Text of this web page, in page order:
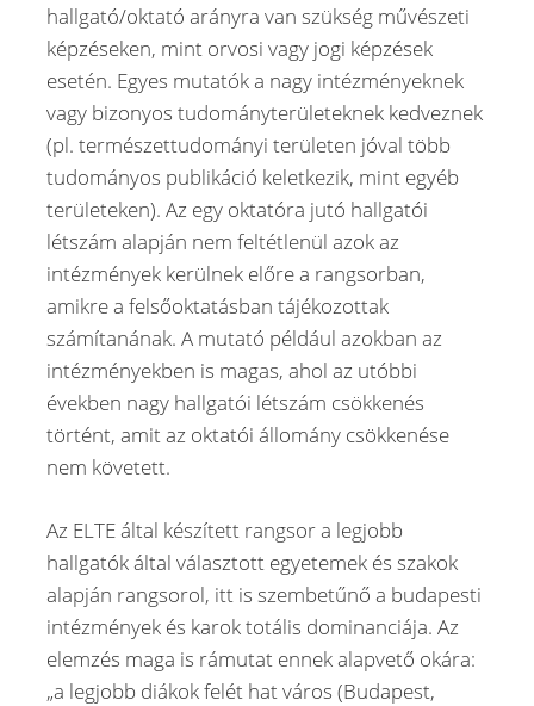
hallgató/oktató arányra van szükség művészeti
képzéseken, mint orvosi vagy jogi képzések
esetén. Egyes mutatók a nagy intézményeknek
vagy bizonyos tudományterületeknek kedveznek
(pl. természettudományi területen jóval több
tudományos publikáció keletkezik, mint egyéb
területeken). Az egy oktatóra jutó hallgatói
létszám alapján nem feltétlenül azok az
intézmények kerülnek előre a rangsorban,
amikre a felsőoktatásban tájékozottak
számítanának. A mutató például azokban az
intézményekben is magas, ahol az utóbbi
években nagy hallgatói létszám csökkenés
történt, amit az oktatói állomány csökkenése
nem követett.
Az ELTE által készített rangsor a legjobb
hallgatók által választott egyetemek és szakok
alapján rangsorol, itt is szembetűnő a budapesti
intézmények és karok totális dominanciája. Az
elemzés maga is rámutat ennek alapvető okára:
„a legjobb diákok felét hat város (Budapest,